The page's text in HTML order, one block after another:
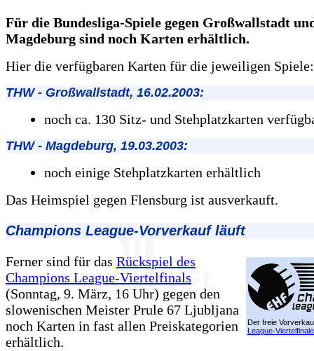
Für die Bundesliga-Spiele gegen Großwallstadt
Magdeburg sind noch Karten erhältlich.
Hier die verfügbaren Karten für die jeweiligen Spiele:
THW - Großwallstadt, 16.02.2003:
noch ca. 130 Sitz- und Stehplatzkarten
THW - Magdeburg, 19.03.2003:
noch einige Stehplatzkarten erhältlich
Das Heimspiel gegen Flensburg ist ausverkauft.
Champions League-Vorverkauf läuft
Der freie
League-Viertelfinale
Ferner sind für das Rückspiel des
Champions League-Viertelfinals
(Sonntag, 9. März, 16 Uhr) gegen den
slowenischen Meister Prule 67 Ljubljana
noch Karten in fast allen Preiskategorien
erhältlich.